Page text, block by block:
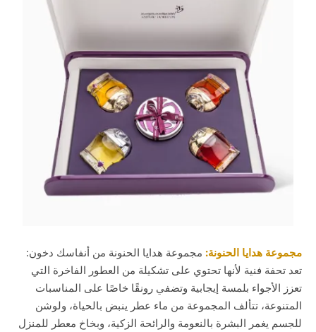
مجموعة هدايا الحنونة: مجموعة هدايا الحنونة من أنفاسك دخون:
تعد تحفة فنية لأنها تحتوي على تشكيلة من العطور الفاخرة التي
تعزز الأجواء بلمسة إيجابية وتضفي رونقًا خاصًا على المناسبات
المتنوعة، تتألف المجموعة من ماء عطر ينبض بالحياة، ولوشن
للجسم يغمر البشرة بالنعومة والرائحة الزكية، وبخاخ معطر للمنزل